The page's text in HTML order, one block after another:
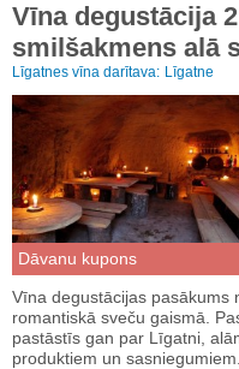
Vīna degustācija
smilšakmens alā
Līgatnes vīna darītava: Līgatne
Dāvanu kupons
Vīna degustācijas pasākums
romantiskā sveču gaismā.
pastāstīs gan par Līgatni,
produktiem un sasniegumiem.